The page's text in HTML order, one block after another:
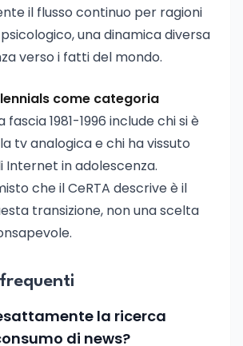
il flusso continuo per ragioni
una dinamica diversa
verso i fatti del mondo.
come categoria
fascia 1981-1996 include chi si è
tv analogica e chi ha vissuto
Internet in adolescenza.
che il CeRTA descrive è il
transizione, non una scelta
la ricerca
di news?